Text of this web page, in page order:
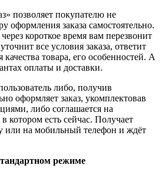
позволяет покупателю не
оформления заказа самостоятельно.
короткое время вам перезвонит
все условия заказа, ответит
товара, его особенностей. А
оплаты и доставки.
либо, получив
оформляет заказ, укомплектовав
либо соглашается на
котором есть сейчас. Получает
или на мобильный телефон и ждёт
режиме